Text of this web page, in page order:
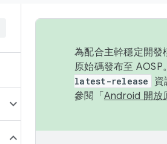
為配合主幹穩定開
原始碼發布至 AOSP
latest-release
資
參閱「 Android 開放